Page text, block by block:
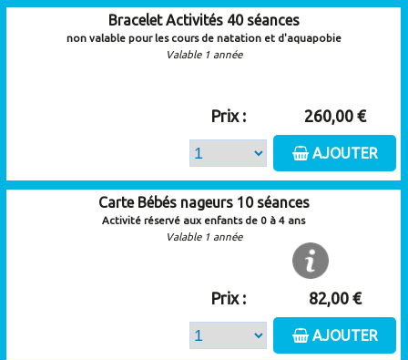
Bracelet Activités 40 séances
non valable pour les cours de natation et d'aquapobie
Valable 1 année
Prix : 260,00 €
AJOUTER
Carte Bébés nageurs 10 séances
Activité réservé aux enfants de 0 à 4 ans
Valable 1 année
Prix : 82,00 €
AJOUTER